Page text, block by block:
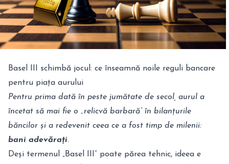
Basel III schimbă jocul: ce înseamnă noile reguli bancare
pentru piața aurului
Pentru prima dată în peste jumătate de secol, aurul a
încetat să mai fie o „relicvă barbară” în bilanțurile
băncilor și a redevenit ceea ce a fost timp de milenii:
bani adevărați.
Deși termenul „Basel III” poate părea tehnic, ideea e